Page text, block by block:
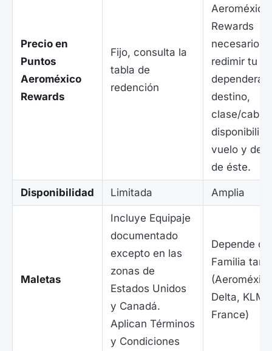
Precio en
Puntos
Aeroméxico
Rewards
Fijo, consulta la
tabla de
redención
Aeroméxico
Rewards
necesarios
redimir tu
dependerá
destino,
clase/
vuelo y
de éste.
Disponibilidad Limitada Amplia
Maletas
Incluye Equipaje
documentado
excepto en las
zonas de
Estados Unidos
y Canadá.
Aplican Términos
y Condiciones
Depende
Familia
Delta, KLM,
France)